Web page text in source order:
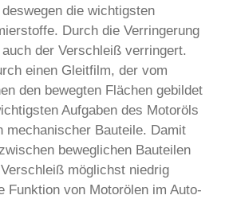
die wichtigsten
Durch die Verringerung
der Verschleiß verringert.
einen Gleitfilm, der vom
den bewegten Flächen gebildet
Aufgaben des Motoröls
mechanischer Bauteile. Damit
beweglichen Bauteilen
möglichst niedrig
Funktion von Motorölen im Auto-